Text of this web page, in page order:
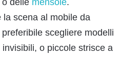
la scena al mobile da
scegliere modelli
o piccole strisce a